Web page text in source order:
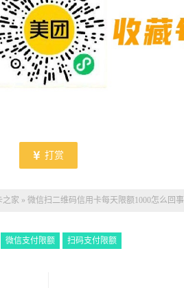
打赏
之家 » 微信扫二维码信用卡每天限额1000怎么回事
微信支付限额 扫码支付限额